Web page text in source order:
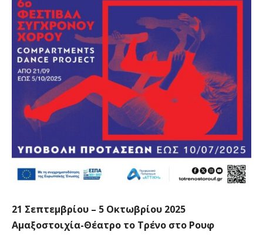
21 Σεπτεμβρίου – 5 Οκτωβρίου 2025
Αμαξοστοιχία-Θέατρο το Τρένο στο Ρουφ